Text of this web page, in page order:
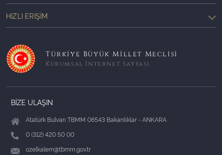
HIZLI ERIŞIM
Türkiye Büyük Millet Meclisi
Kurumsal İnternet Sayfası
BİZE ULAŞIN
Atatürk Bulvarı TBMM 06543 Bakanlıklar - ANKARA
0 (312) 420 50 00
ozelkalem@tbmm.gov.tr